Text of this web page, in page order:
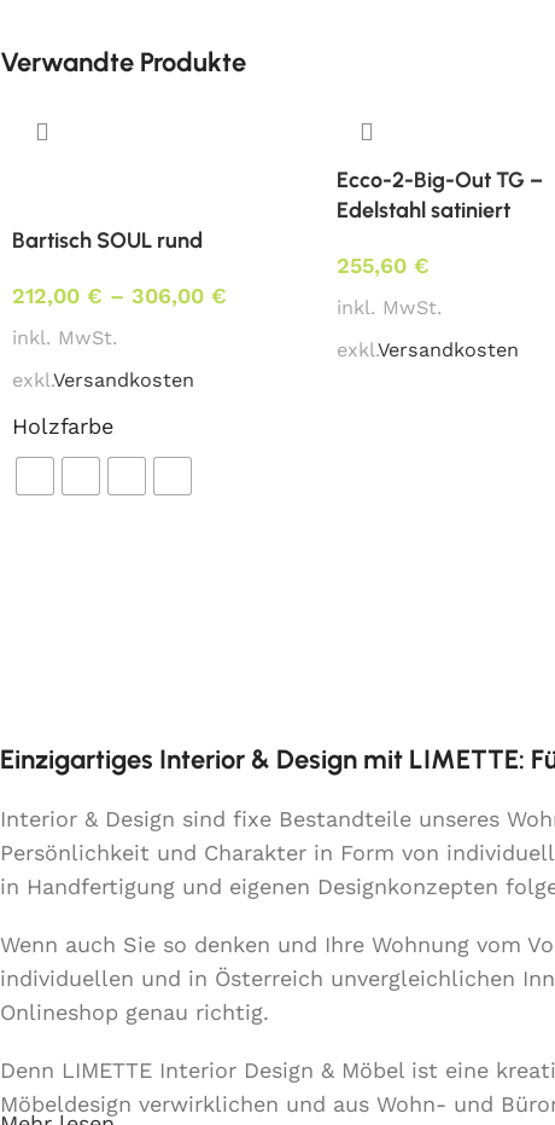
Verwandte Produkte
Bartisch SOUL rund
212,00 € – 306,00 €
inkl. MwSt.
exkl.Versandkosten
Holzfarbe
Ecco-2-Big-Out TG –
Edelstahl satiniert
255,60 €
inkl. MwSt.
exkl.Versandkosten
Einzigartiges Interior & Design mit LIMETTE:
Interior & Design sind fixe Bestandteile unseres
Persönlichkeit und Charakter in Form von
in Handfertigung und eigenen Designkonzepten
Wenn auch Sie so denken und Ihre Wohnung vom
individuellen und in Österreich unvergleichlichen
Onlineshop genau richtig.
Denn LIMETTE Interior Design & Möbel ist eine
Möbeldesign verwirklichen und aus Wohn- und